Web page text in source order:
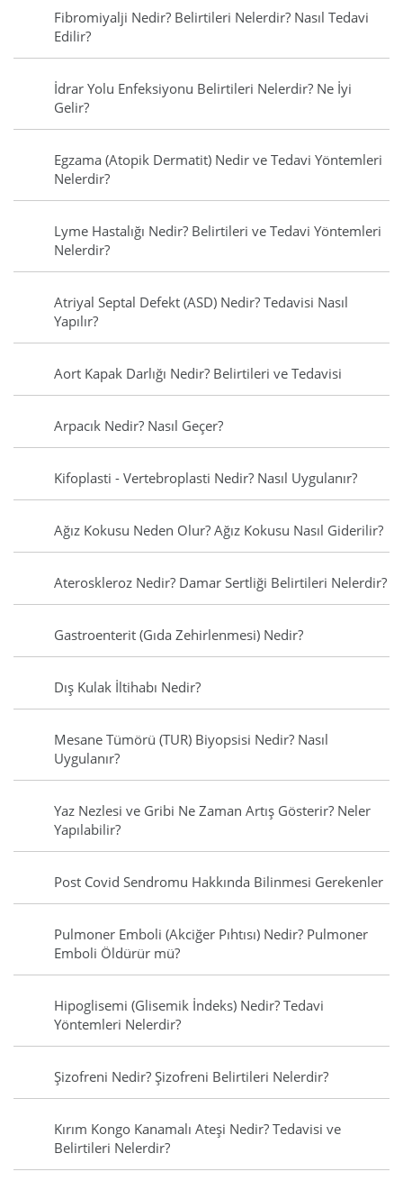
Fibromiyalji Nedir? Belirtileri Nelerdir? Nasıl Tedavi
Edilir?
İdrar Yolu Enfeksiyonu Belirtileri Nelerdir? Ne İyi
Gelir?
Egzama (Atopik Dermatit) Nedir ve Tedavi Yöntemleri
Nelerdir?
Lyme Hastalığı Nedir? Belirtileri ve Tedavi Yöntemleri
Nelerdir?
Atriyal Septal Defekt (ASD) Nedir? Tedavisi Nasıl
Yapılır?
Aort Kapak Darlığı Nedir? Belirtileri ve Tedavisi
Arpacık Nedir? Nasıl Geçer?
Kifoplasti - Vertebroplasti Nedir? Nasıl Uygulanır?
Ağız Kokusu Neden Olur? Ağız Kokusu Nasıl Giderilir?
Ateroskleroz Nedir? Damar Sertliği Belirtileri Nelerdir?
Gastroenterit (Gıda Zehirlenmesi) Nedir?
Dış Kulak İltihabı Nedir?
Mesane Tümörü (TUR) Biyopsisi Nedir? Nasıl
Uygulanır?
Yaz Nezlesi ve Gribi Ne Zaman Artış Gösterir? Neler
Yapılabilir?
Post Covid Sendromu Hakkında Bilinmesi Gerekenler
Pulmoner Emboli (Akciğer Pıhtısı) Nedir? Pulmoner
Emboli Öldürür mü?
Hipoglisemi (Glisemik İndeks) Nedir? Tedavi
Yöntemleri Nelerdir?
Şizofreni Nedir? Şizofreni Belirtileri Nelerdir?
Kırım Kongo Kanamalı Ateşi Nedir? Tedavisi ve
Belirtileri Nelerdir?